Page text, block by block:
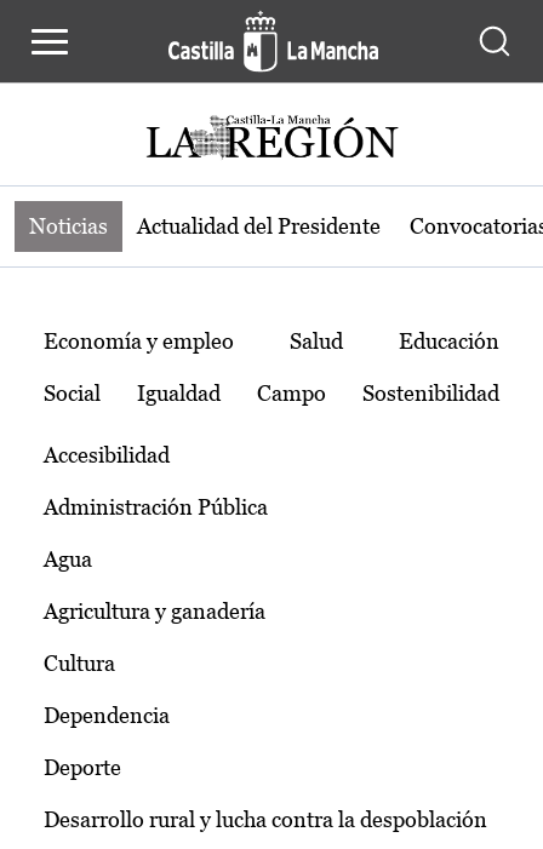
Noticias de la región de Castilla-La
Noticias Actualidad del Presidente
Temas
Economía y empleo Salud Educación
Social Igualdad Campo Sostenibilidad
Accesibilidad
Administración Pública
Agua
Agricultura y ganadería
Cultura
Dependencia
Deporte
Desarrollo rural y lucha contra la despoblación